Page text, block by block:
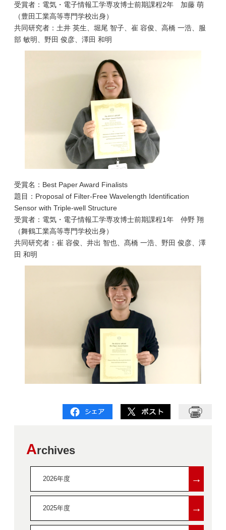
受賞者：電気・電子情報工学専攻博士前期課程2年 加藤 萌
（豊田工業高等専門学校出身）
共同研究者：土井 英生、堀尾 智子、崔 容俊、高橋 一浩、服
部 敏明、野田 俊彦、澤田 和明
受賞名：Best Paper Award Finalists
題目：Proposal of Filter-Free Wavelength Identification
Sensor with Triple-well Structure
受賞者：電気・電子情報工学専攻博士前期課程1年 仲野 翔
（舞鶴工業高等専門学校出身）
共同研究者：崔 容俊、井出 智也、髙橋 一浩、野田 俊彦、澤
田 和明
Archives
2026年度 →
2025年度 →